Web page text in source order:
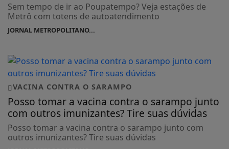
Sem tempo de ir ao Poupatempo? Veja estações de
Metrô com totens de autoatendimento
JORNAL METROPOLITANO...
VACINA CONTRA O SARAMPO
Posso tomar a vacina contra o sarampo junto
com outros imunizantes? Tire suas dúvidas
Posso tomar a vacina contra o sarampo junto com
outros imunizantes? Tire suas dúvidas